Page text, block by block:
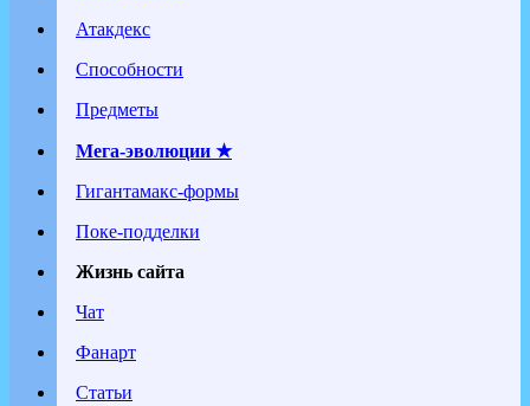
Атакдекс
Способности
Предметы
Мега-эволюции ★
Гигантамакс-формы
Поке-подделки
Жизнь сайта
Чат
Фанарт
Статьи